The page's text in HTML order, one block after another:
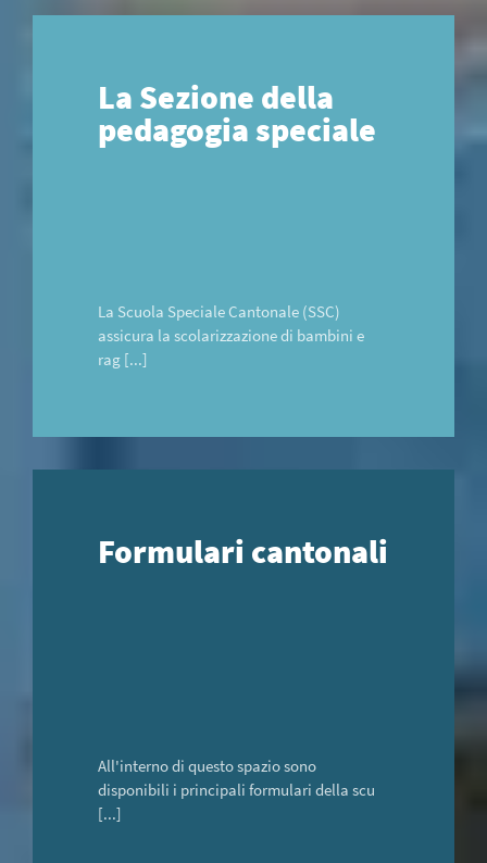
La Sezione della
pedagogia speciale
La Scuola Speciale Cantonale (SSC)
assicura la scolarizzazione di bambini e
rag [...]
Formulari cantonali
All'interno di questo spazio sono
disponibili i principali formulari della scu
[...]